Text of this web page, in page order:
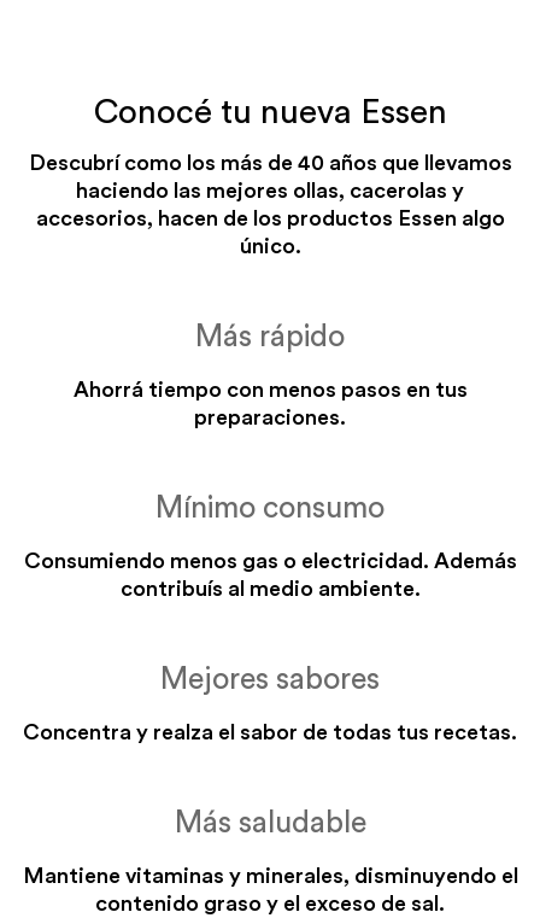
Conocé tu nueva Essen
Descubrí como los más de 40 años que llevamos
haciendo las mejores ollas, cacerolas y
accesorios, hacen de los productos Essen algo
único.
Más rápido
Ahorrá tiempo con menos pasos en tus
preparaciones.
Mínimo consumo
Consumiendo menos gas o electricidad. Además
contribuís al medio ambiente.
Mejores sabores
Concentra y realza el sabor de todas tus recetas.
Más saludable
Mantiene vitaminas y minerales, disminuyendo el
contenido graso y el exceso de sal.